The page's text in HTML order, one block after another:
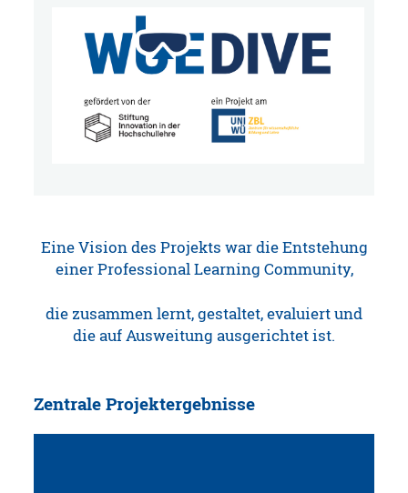
Eine Vision des Projekts war die Entstehung
einer Professional Learning Community,
die zusammen lernt, gestaltet, evaluiert und
die auf Ausweitung ausgerichtet ist.
Zentrale Projektergebnisse